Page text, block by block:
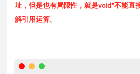
址，但是也有局限性，就是void*不能直
解引用运算。